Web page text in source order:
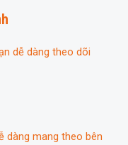
dễ dàng theo dõi
dàng mang theo bên